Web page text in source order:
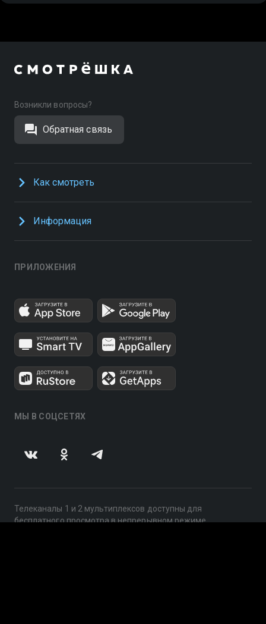
Возникли вопросы?
Обратная связь
Как смотреть
Информация
ПРИЛОЖЕНИЯ
МЫ В СОЦСЕТЯХ
Телеканалы 1 и 2 мультиплексов доступны для
бесплатного просмотра в непрерывном режиме,